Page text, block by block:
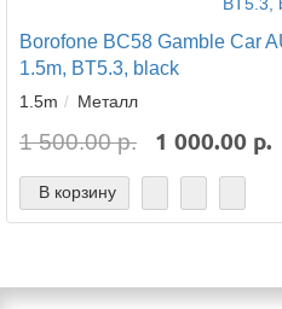
Borofone BC58 Gamble Car
1.5m, BT5.3, black
1.5m Металл
1 500.00 р. 1 000.00 р.
В корзину